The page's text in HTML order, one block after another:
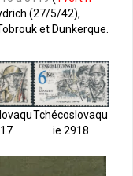
(27/5/42),
et Dunkerque.
Tchécoslovaqu
ie 2918